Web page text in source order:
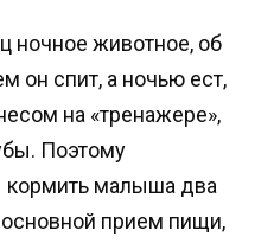
животное, об
он спит, а ночью ест,
на «тренажере»,
Поэтому
кормить малыша два
прием пищи,